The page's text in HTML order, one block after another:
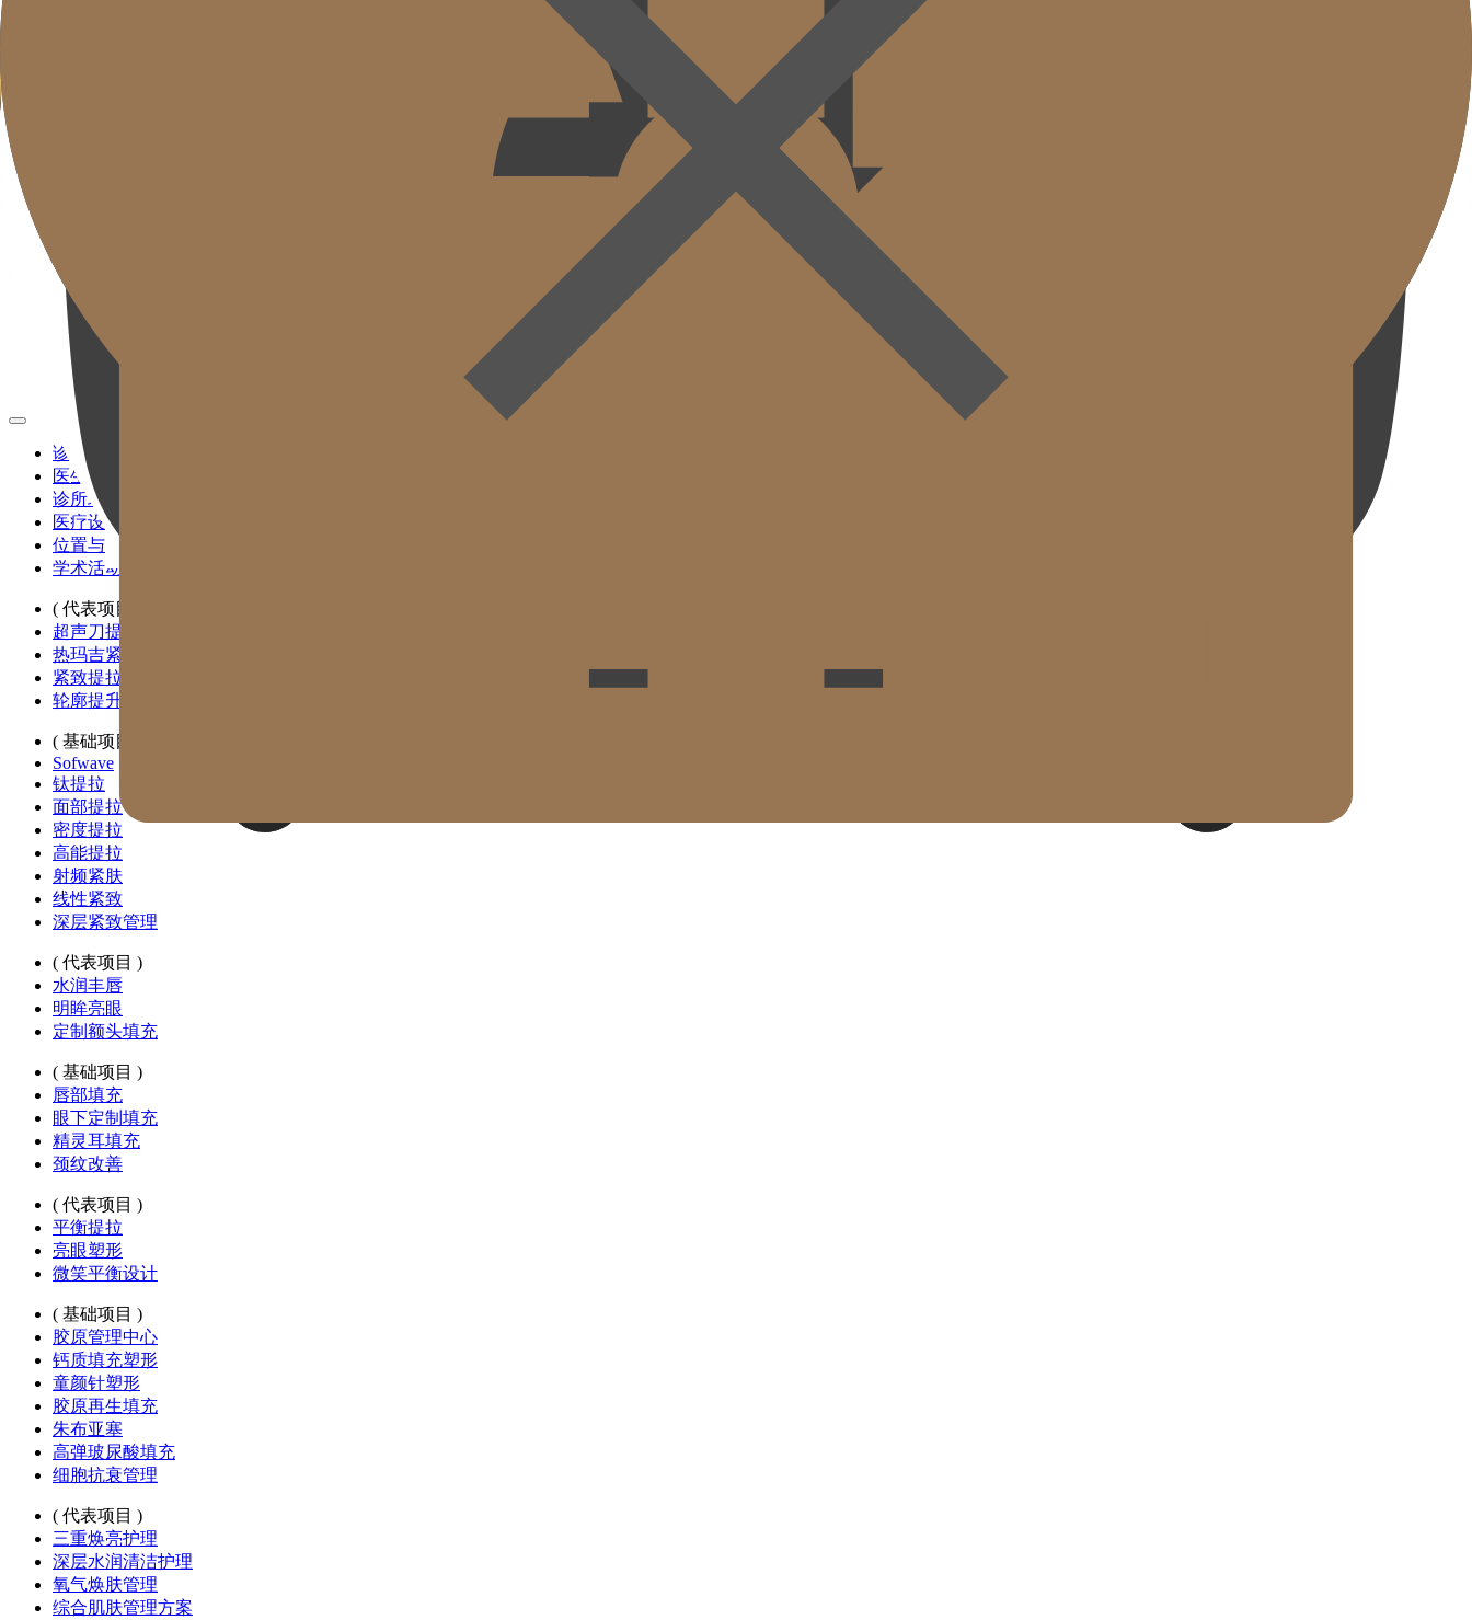
CH
TW
MN
RU
TH
ID
VN
诊所介绍
医生团队
诊所环境
医疗设备
位置与交通
学术活动与媒体报道
( 代表项目 )
超声刀提拉
热玛吉紧肤
紧致提拉管理
轮廓提升管理
( 基础项目 )
Sofwave
钛提拉
面部提拉
密度提拉
高能提拉
射频紧肤
线性紧致
深层紧致管理
( 代表项目 )
水润丰唇
明眸亮眼
定制额头填充
( 基础项目 )
唇部填充
眼下定制填充
精灵耳填充
颈纹改善
( 代表项目 )
平衡提拉
亮眼塑形
微笑平衡设计
( 基础项目 )
胶原管理中心
钙质填充塑形
童颜针塑形
胶原再生填充
朱布亚塞
高弹玻尿酸填充
细胞抗衰管理
( 代表项目 )
三重焕亮护理
深层水润清洁护理
氧气焕肤管理
综合肌肤管理方案